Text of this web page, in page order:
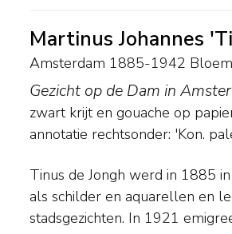
Martinus Johannes
Amsterdam 1885-1942
Gezicht op de Dam in
zwart krijt en gouache op
annotatie rechtsonder: 'Kon.
Tinus de Jongh werd in 1885
als schilder en aquarellen en
stadsgezichten. In 1921
Afrika, waar hij tot zijn dood